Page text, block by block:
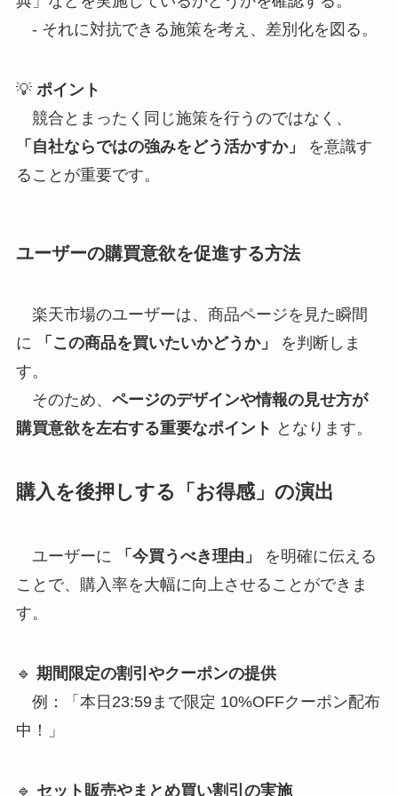
- それに対抗できる施策を考え、差別化を図る。
💡 ポイント
競合とまったく同じ施策を行うのではなく、
「自社ならではの強みをどう活かすか」
を意識す
ることが重要です。
ユーザーの購買意欲を促進する方法
楽天市場のユーザーは、商品ページを見た瞬間
に
「この商品を買いたいかどうか」
を判断しま
す。
そのため、 ページのデザインや情報の見せ方が
購買意欲を左右する重要なポイント となります。
購入を後押しする「お得感」の演出
ユーザーに 「今買うべき理由」
を明確に伝える
ことで、購入率を大幅に向上させることができま
す。
🔹 期間限定の割引やクーポンの提供
例：「本日23:59まで限定 10%OFFクーポン配布
中！」
🔹 セット販売やまとめ買い割引の実施